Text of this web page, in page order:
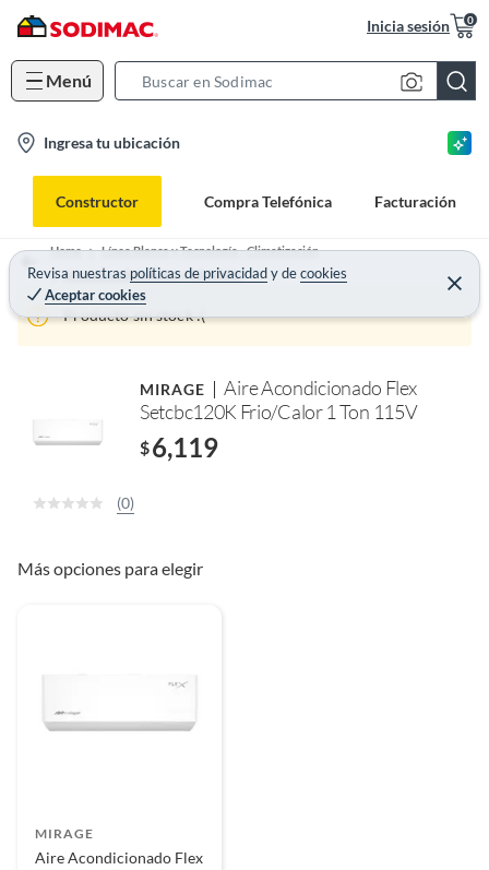
Inicia sesión 0
Menú
c
B
a
n
Ingresa tu ubicación
Constructor Compra Telefónica Facturación
Revisa nuestras políticas de privacidadydecookies
Aceptar cookies
Home
Línea Blanca y Tecnología - Climatización
Aires Acondicionados y Minisplits
Producto sin stock :(
MIRAGE
Aire Acondicionado Flex
Setcbc120K Frio/Calor 1 Ton 115V
$6,119
(0)
Más opciones para elegir
MIRAGE
Aire Acondicionado Flex